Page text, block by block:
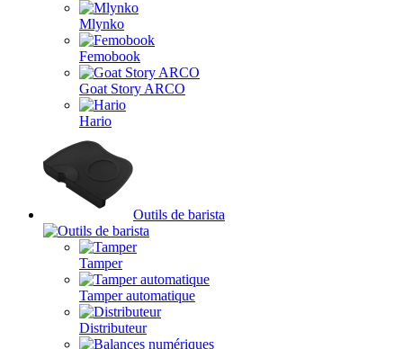
Mlynko
Femobook
Goat Story ARCO
Hario
Outils de barista
Tamper
Tamper automatique
Distributeur